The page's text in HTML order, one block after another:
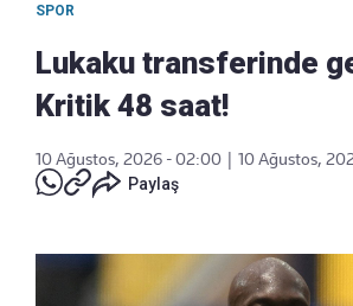
SPOR
Lukaku transferinde
Kritik 48 saat!
10 Ağustos, 2026 - 02:00
10 Ağustos,
Paylaş